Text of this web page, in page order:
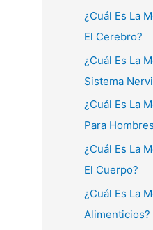
¿Cuál Es La
El Cerebro?
¿Cuál Es La
Sistema
¿Cuál Es La
Para
¿Cuál Es La
El Cuerpo?
¿Cuál Es La
Alimenticios?